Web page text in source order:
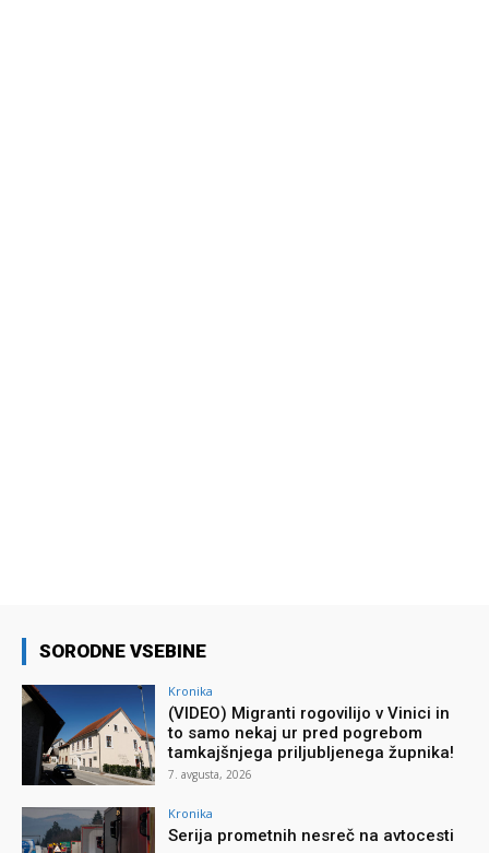
SORODNE VSEBINE
Kronika
(VIDEO) Migranti rogovilijo v Vinici in
to samo nekaj ur pred pogrebom
tamkajšnjega priljubljenega župnika!
7. avgusta, 2026
Kronika
Serija prometnih nesreč na avtocesti